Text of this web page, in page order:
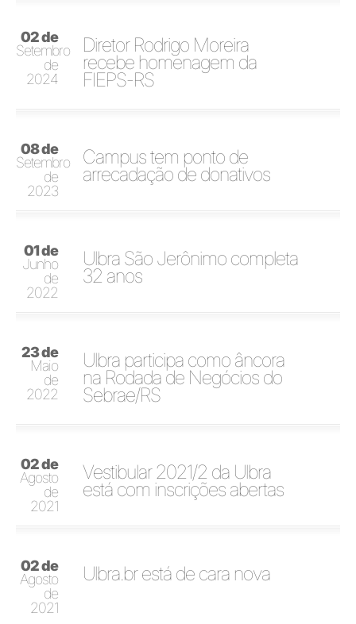
02 de
Setembro
de
2024
Diretor Rodrigo Moreira
recebe homenagem da
FIEPS-RS
08 de
Setembro
de
2023
Campus tem ponto de
arrecadação de donativos
01 de
Junho
de
2022
Ulbra São Jerônimo completa
32 anos
23 de
Maio
de
2022
Ulbra participa como âncora
na Rodada de Negócios do
Sebrae/RS
02 de
Agosto
de
2021
Vestibular 2021/2 da Ulbra
está com inscrições abertas
02 de
Agosto
de
2021
Ulbra.br está de cara nova